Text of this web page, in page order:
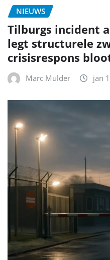
NIEUWS
Tilburgs incident
legt structurele
crisisrespons
Marc Mulder jan